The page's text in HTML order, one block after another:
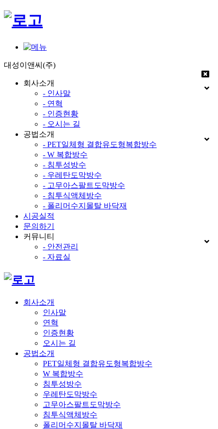
대성이앤씨(주)
회사소개
- 인사말
- 연혁
- 인증현황
- 오시는 길
공법소개
- PET일체형 결합유도형복합방수
- W 복합방수
- 침투성방수
- 우레탄도막방수
- 고무아스팔트도막방수
- 침투식액체방수
- 폴리머수지몰탈 바닥재
시공실적
문의하기
커뮤니티
- 안전관리
- 자료실
회사소개
인사말
연혁
인증현황
오시는 길
공법소개
PET일체형 결합유도형복합방수
W 복합방수
침투성방수
우레탄도막방수
고무아스팔트도막방수
침투식액체방수
폴리머수지몰탈 바닥재